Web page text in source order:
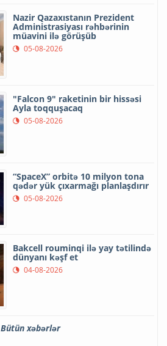
Nazir Qazaxıstanın Prezident
Administrasiyası rəhbərinin
müavini ilə görüşüb
05-08-2026
"Falcon 9" raketinin bir hissəsi
Ayla toqquşacaq
05-08-2026
“SpaceX” orbitə 10 milyon tona
qədər yük çıxarmağı planlaşdırır
05-08-2026
Bakcell rouminqi ilə yay tətilində
dünyanı kəşf et
04-08-2026
Bütün xəbərlər